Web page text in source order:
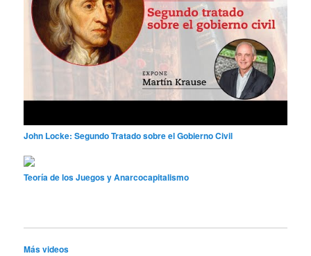
John Locke: Segundo Tratado sobre el Gobierno Civil
Teoría de los Juegos y Anarcocapitalismo
Más videos